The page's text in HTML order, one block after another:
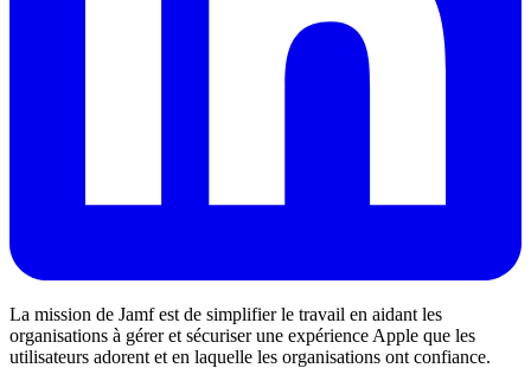
La mission de Jamf est de simplifier le travail en aidant les
organisations à gérer et sécuriser une expérience Apple que les
utilisateurs adorent et en laquelle les organisations ont confiance.